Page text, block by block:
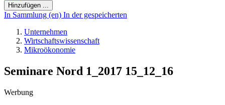
Hinzufügen ...
In Sammlung (en) In der gespeicherten
Unternehmen
Wirtschaftswissenschaft
Mikroökonomie
Seminare Nord 1_2017 15_12_16
Werbung